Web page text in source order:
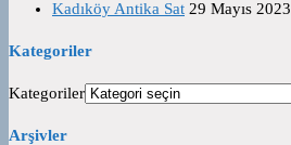
Kadıköy Antika Sat 29 Mayıs 2023
Kategoriler
Kategoriler
Arşivler